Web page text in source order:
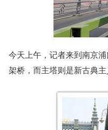
今天上午，记者来到南京
架桥，而主塔则是新古典